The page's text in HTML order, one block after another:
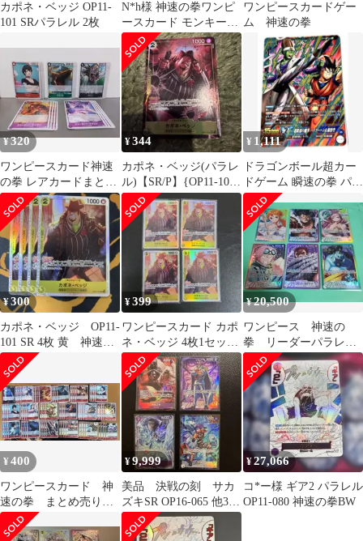
カポネ・ベッジ OP11-
101 SRパラレル 2枚
N*h様 神速の拳ワンピ
ースカード モンキー・
D・ガープ SR 他まとめ
売り
ワンピースカードゲー
ム 神速の拳
¥320
ワンピースカード神速
の拳 レアカードまとめ
売り5種×4枚 計20点セ
ット
¥344
カポネ・ベッジ(パラレ
ル)【SR/P】{OP11-101}
神速の拳
¥ 1,111
ドラゴンボール超カー
ドゲーム 瞬速の拳 パイ
クーハン&孫悟空 SR
¥300
カポネ・ベッジ OP11-
101 SR 4枚 黄 神速の
拳
¥399
ワンピースカード カポ
ネ・ベッジ 4枚1セッ
ト 神速の拳
¥20,500
ワンピース 神速の
拳 リーダーパラレ
ル 6枚セット(ゴッド
パック)
¥400
ワンピースカード 神
速の拳 まとめ売りセ
ット
¥9,999
美品 決戦の刻 サカ
ズキSR OP16-065 他3枚
ゼンゴク、グザン、バ
ギー
¥27,066
コ*ー様 ギア2 パラレル
OP11-080 神速の拳BW